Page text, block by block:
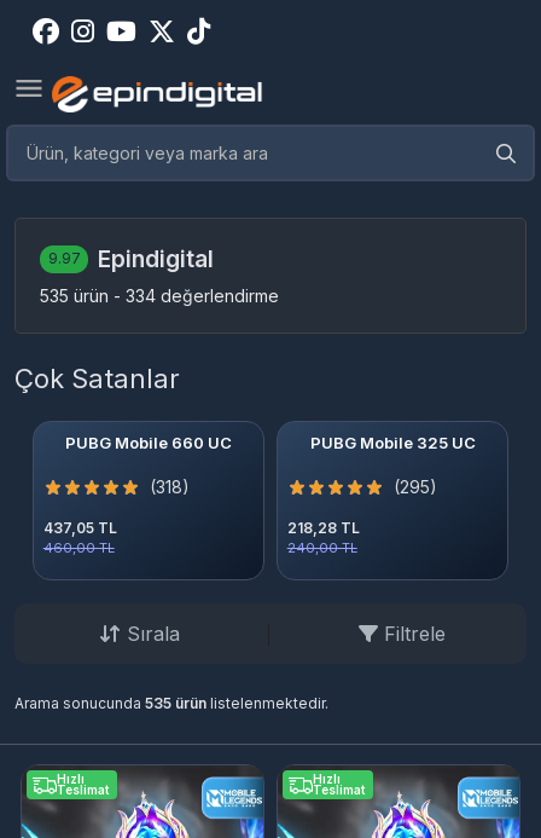
9.97 Epindigital
535 ürün - 334 değerlendirme
Çok Satanlar
PUBG Mobile 660 UC
(318)
437,05 TL
460,00 TL
PUBG Mobile 325 UC
(295)
218,28 TL
240,00 TL
Sırala Filtrele
Arama sonucunda 535 ürün listelenmektedir.
Hızlı
Teslimat
Hızlı
Teslimat